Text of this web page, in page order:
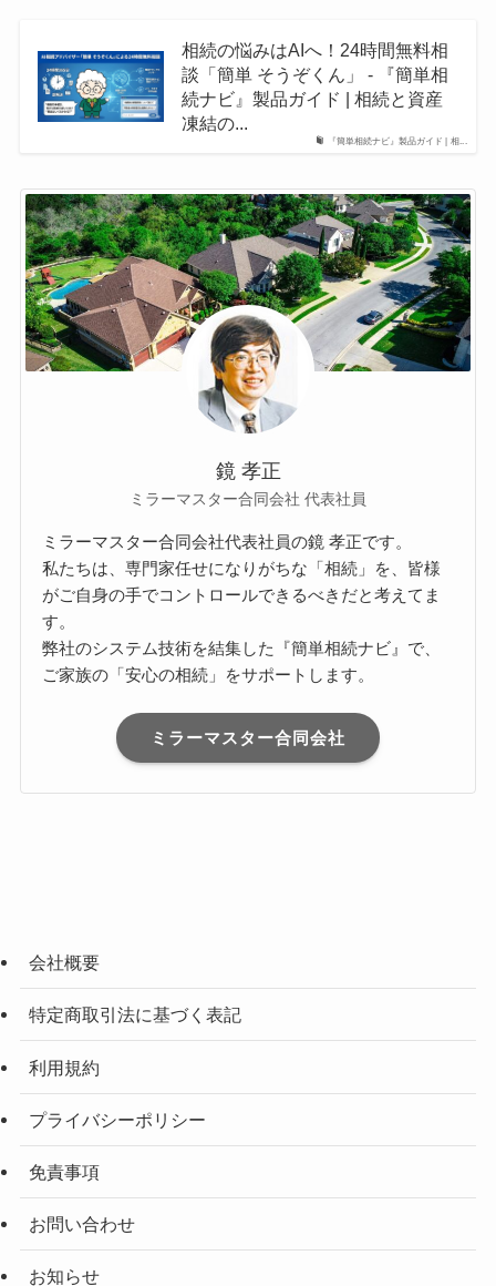
『簡単相続ナビ』製品ガイド | 相...
相続の悩みはAIへ！24時間無料相
談「簡単 そうぞくん」 - 『簡単相
続ナビ』製品ガイド | 相続と資産
凍結の...
鏡 孝正
ミラーマスター合同会社 代表社員
ミラーマスター合同会社代表社員の鏡 孝正です。
私たちは、専門家任せになりがちな「相続」を、皆様
がご自身の手でコントロールできるべきだと考えてま
す。
弊社のシステム技術を結集した『簡単相続ナビ』で、
ご家族の「安心の相続」をサポートします。
ミラーマスター合同会社
会社概要
特定商取引法に基づく表記
利用規約
プライバシーポリシー
免責事項
お問い合わせ
お知らせ